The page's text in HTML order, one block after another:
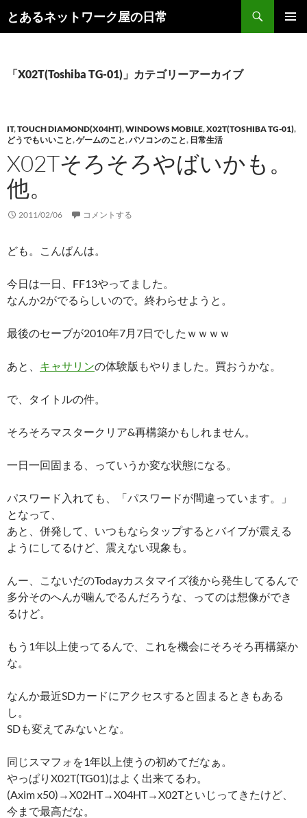
ン
ッ
プ
とあるネットワーク屋の日常
索
「X02T(Toshiba TG-01)」カテゴリーアーカイブ
IT,TOUCH DIAMOND(X04HT),WINDOWS MOBILE,X02T(TOSHIBA TG-01),
どうでもいいこと,ゲームのこと,パソコンのこと, 日常生活
X02Tそろそろやばいかも。
他。
2011/02/06 コメントする
ども。こんばんは。
今日は一日、FF13やってました。
なんか2がでるらしいので。終わらせようと。
最後のセーブが2010年7月7日でしたｗｗｗｗ
あと、 キャサリンの体験版もやりました。買おうかな。
で、タイトルの件。
そろそろマスタークリア&再構築かもしれません。
一日一回固まる、っていうか変な状態になる。
パスワード入れても、「パスワードが間違っています。」
となって、
あと、併発して、いつもならタップするとバイブが震える
ようにしてるけど、震えない現象も。
んー、こないだのTodayカスタマイズ後から発生してるんで
多分そのへんが噛んでるんだろうな、ってのは想像ができ
るけど。
もう1年以上使ってるんで、これを機会にそろそろ再構築か
な。
なんか最近SDカードにアクセスすると固まるときもある
し。
SDも変えてみないとな。
同じスマフォを1年以上使うの初めてだなぁ。
やっぱりX02T(TG01)はよく出来てるわ。
(Axim x50)→X02HT→X04HT→X02Tといじってきたけど、
今まで最高だな。